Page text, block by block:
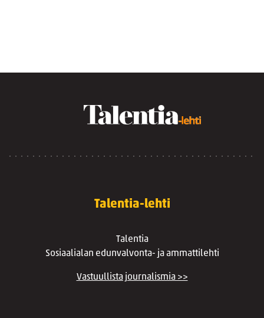
Talentia-lehti
Talentia
Sosiaalialan edunvalvonta- ja ammattilehti
Vastuullista journalismia >>